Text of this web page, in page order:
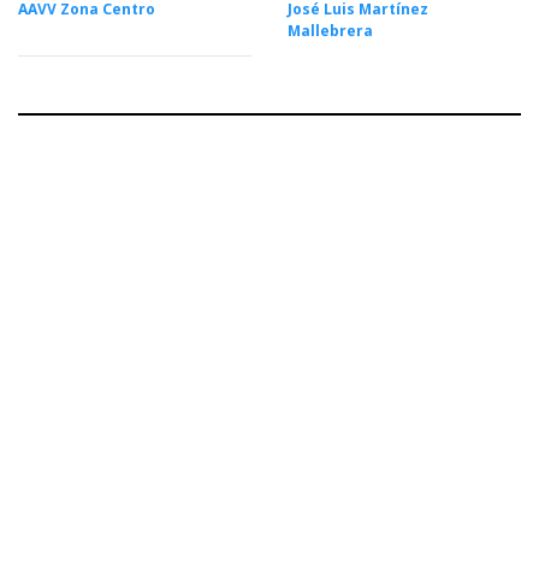
AAVV Zona Centro
José Luis Martínez
Mallebrera